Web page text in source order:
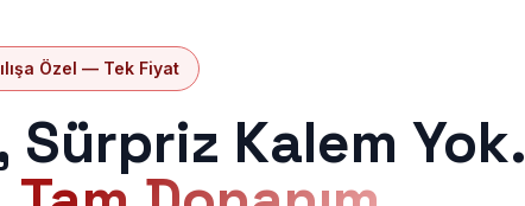
Özel — Tek Fiyat
Kalem Yok.